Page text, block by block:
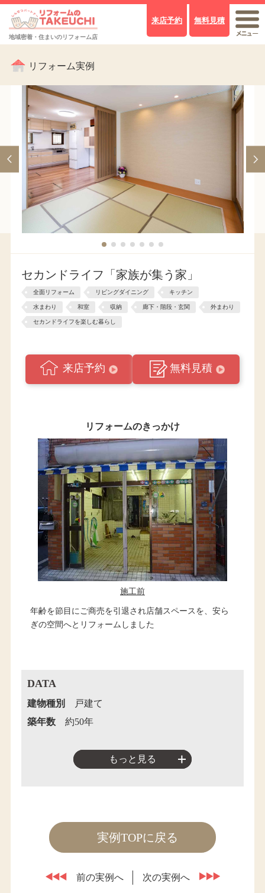
地域密着・住まいのリフォーム店
来店予約 無料見積
リフォーム実例
セカンドライフ「家族が集う家」
全面リフォーム リビングダイニング キッチン
水まわり 和室 収納 廊下・階段・玄関 外まわり
セカンドライフを楽しむ暮らし
来店予約 無料見積
リフォームのきっかけ
施工前
年齢を節目にご商売を引退され店舗スペースを、安ら
ぎの空間へとリフォームしました
DATA
建物種別
戸建て
築年数
約50年
もっと見る
実例TOPに戻る
前の実例へ 次の実例へ